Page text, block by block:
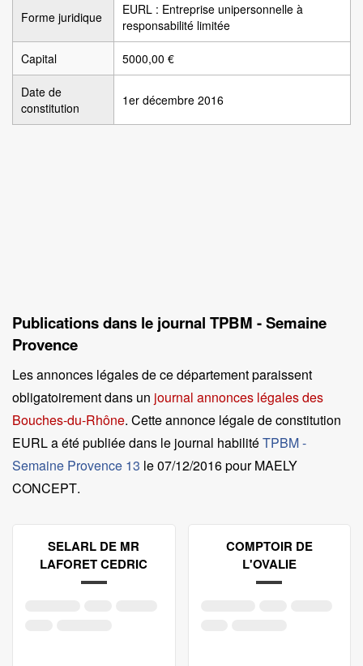
Forme juridique
EURL : Entreprise unipersonnelle à
responsabilité limitée
Capital 5000,00 €
Date de
constitution
1er décembre 2016
Publications dans le journal TPBM - Semaine
Provence
Les annonces légales de ce département paraissent
obligatoirement dans un journal annonces légales des
Bouches-du-Rhône. Cette annonce légale de constitution
EURL a été publiée dans le journal habilitéTPBM -
Semaine Provence 13 le07/12/2016 pour MAELY
CONCEPT.
SELARL DE MR
LAFORET CEDRIC
COMPTOIR DE
L'OVALIE